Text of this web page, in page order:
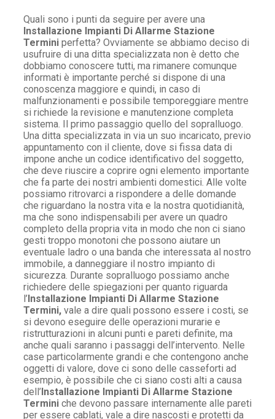
Quali sono i punti da seguire per avere una
Installazione Impianti Di Allarme Stazione
Termini perfetta? Ovviamente se abbiamo deciso di
usufruire di una ditta specializzata non è detto che
dobbiamo conoscere tutti, ma rimanere comunque
informati è importante perché si dispone di una
conoscenza maggiore e quindi, in caso di
malfunzionamenti e possibile temporeggiare mentre
si richiede la revisione e manutenzione completa
sistema. Il primo passaggio quello del sopralluogo.
Una ditta specializzata in via un suo incaricato, previo
appuntamento con il cliente, dove si fissa data di
impone anche un codice identificativo del soggetto,
che deve riuscire a coprire ogni elemento importante
che fa parte dei nostri ambienti domestici. Alle volte
possiamo ritrovarci a rispondere a delle domande
che riguardano la nostra vita e la nostra quotidianità,
ma che sono indispensabili per avere un quadro
completo della propria vita in modo che non ci siano
gesti troppo monotoni che possono aiutare un
eventuale ladro o una banda che interessata al nostro
immobile, a danneggiare il nostro impianto di
sicurezza. Durante sopralluogo possiamo anche
richiedere delle spiegazioni per quanto riguarda
l’Installazione Impianti Di Allarme Stazione
Termini, vale a dire quali possono essere i costi, se
si devono eseguire delle operazioni murarie e
ristrutturazioni in alcuni punti e pareti definite, ma
anche quali saranno i passaggi dell’intervento. Nelle
case particolarmente grandi e che contengono anche
oggetti di valore, dove ci sono delle casseforti ad
esempio, è possibile che ci siano costi alti a causa
dell’Installazione Impianti Di Allarme Stazione
Termini che devono passare internamente alle pareti
per essere cablati, vale a dire nascosti e protetti da